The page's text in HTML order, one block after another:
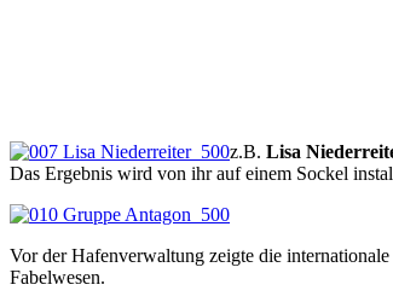
z.B. Lisa
Das Ergebnis wird von ihr auf einem Sockel
Vor der Hafenverwaltung zeigte die
Fabelwesen.